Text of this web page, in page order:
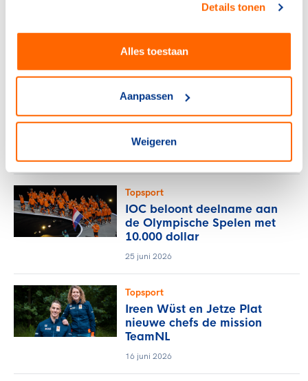
Details tonen
Alles toestaan
Aanpassen
Weigeren
Pre-camp TeamNL in Mission
Topsport
Topsporters ontdekken
groepsprogramma KNVB en
TeamNL
Topsport
IOC beloont deelname aan
de Olympische Spelen met
10.000 dollar
25 juni 2026
Topsport
Ireen Wüst en Jetze Plat
nieuwe chefs de mission
TeamNL
16 juni 2026